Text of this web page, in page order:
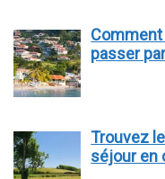
passer
Trouvez
séjour en